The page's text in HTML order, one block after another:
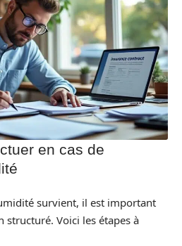
en cas de
survient, il est important
structuré. Voici les étapes à